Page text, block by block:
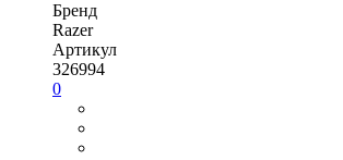
Бренд
Razer
Артикул
326994
0